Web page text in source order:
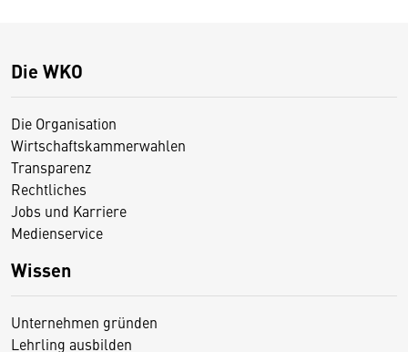
Die WKO
Die Organisation
Wirtschaftskammerwahlen
Transparenz
Rechtliches
Jobs und Karriere
Medienservice
Wissen
Unternehmen gründen
Lehrling ausbilden